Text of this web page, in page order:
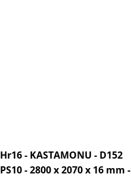
Hr16 - KASTAMONU - D152
PS10 - 2800 x 2070 x 16 mm -